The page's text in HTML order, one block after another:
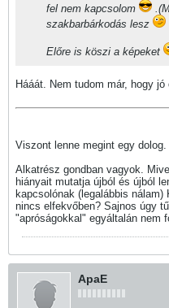
fel nem kapcsolom
szakbarbárkodás lesz
Előre is köszi a képeket
Hááát. Nem tudom már, hogy jó
Viszont lenne megint egy dolog.
Alkatrész gondban vagyok.
hiányait mutatja újból és újból
kapcsolónak (legalábbis
nincs elfekvőben? Sajnos úgy
"apróságokkal" egyáltalán nem
ApaE